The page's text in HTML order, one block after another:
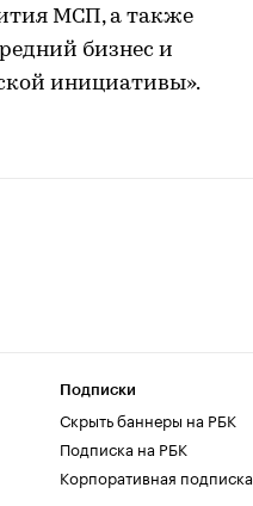
МСП, а также
бизнес и
инициативы».
Подписки
Скрыть баннеры на РБК
Подписка на РБК
Корпоративная подписка